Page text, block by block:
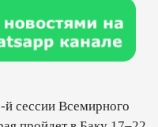
сессии Всемирного